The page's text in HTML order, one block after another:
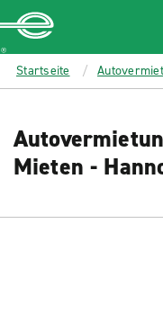
MAIN
CONTENT
Enterprise
Startseite
Mieten -